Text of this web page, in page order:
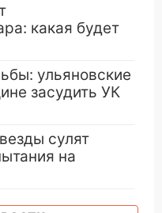
какая будет
ульяновские
засудить УК
сулят
на